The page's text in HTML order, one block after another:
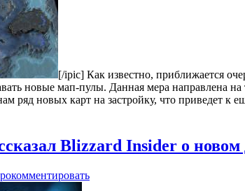
[/ipic] Как известно, приближается
новые мап-пулы. Данная мера направлена
ряд новых карт на застройку, что приведет к
Blizzard Insider о